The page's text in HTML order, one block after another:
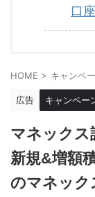
口
HOME > キャンペ
広告 キャンペー
マネックス
新規&増額
のマネック